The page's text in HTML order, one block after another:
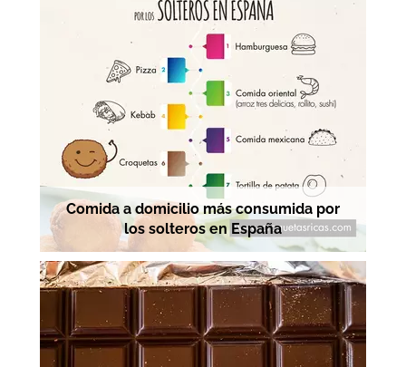
Comida a domicilio más consumida por
los solteros en España